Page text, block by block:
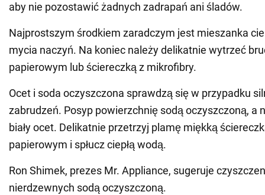
aby nie pozostawić żadnych zadrapań ani śladów.
Najprostszym środkiem zaradczym jest mieszanka
mycia naczyń. Na koniec należy delikatnie wytrzeć
papierowym lub ściereczką z mikrofibry.
Ocet i soda oczyszczona sprawdzą się w przypadku
zabrudzeń. Posyp powierzchnię sodą oczyszczoną, a
biały ocet. Delikatnie przetrzyj plamę miękką
papierowym i spłucz ciepłą wodą.
Ron Shimek, prezes Mr. Appliance, sugeruje
nierdzewnych sodą oczyszczoną.